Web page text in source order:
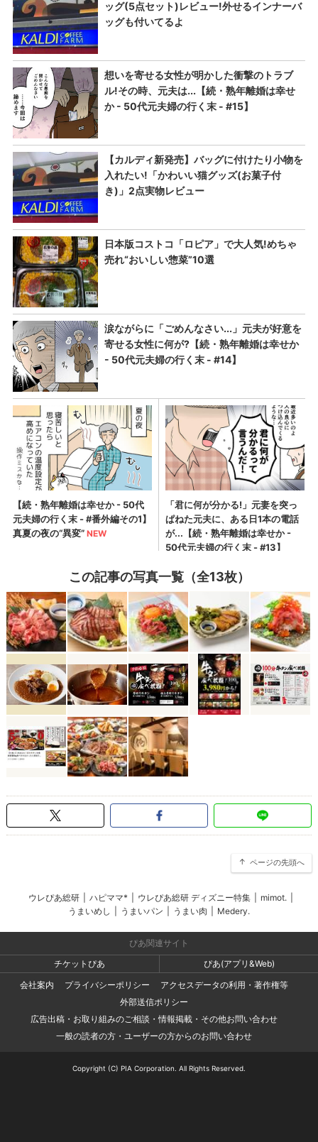
この記事の写真一覧（全13枚）
ページの先頭へ
ウレぴあ総研 ハピママ* ウレぴあ総研 ディズニー特集 mimot.
うまいめし
うまいパン うまい肉 Medery.
ぴあ関連サイト
チケットぴあ
ぴあ(アプリ&Web)
会社案内
プライバシーポリシー
アクセスデータの利用・著作権等
外部送信ポリシー
広告出稿・お取り組みのご相談・情報掲載・その他お問い合わせ
一般の読者の方・ユーザーの方からのお問い合わせ
Copyright (C) PIA Corporation. All Rights Reserved.